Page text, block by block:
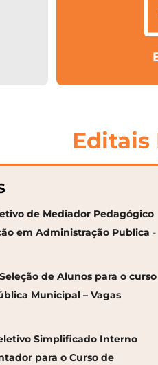
Editais
de Mediador Pedagógico
em Administração Publica -
de Alunos para o curso
Municipal – Vagas
Simplificado Interno
para o Curso de